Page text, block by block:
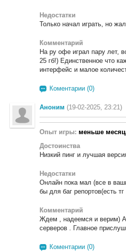
Недостатки
Только начал играть, но
Комментарий
На ру офе играл пару лет,
25 гб!) Единственное что
интерфейс и малое
Коментарии (0)
Аноним (19-02-2025, 23:21)
Опыт игры: меньше
Достоинства
Низкий пинг и лучшая
Недостатки
Онлайн пока мал (все в
бы для баг репортов(есть
Комментарий
Ждем , надеемся и верим)
серверов . Главное
Коментарии (0)